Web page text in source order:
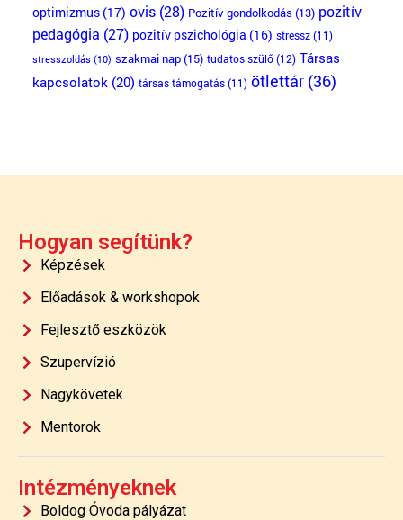
optimizmus(17) ovis(28) Pozitív gondolkodás (13) pozitív
pedagógia (27) pozitív pszichológia (16) stressz(11)
stresszoldás(10) szakmai nap(15) tudatos szülő(12) Társas
kapcsolatok(20) társas támogatás(11) ötlettár(36)
Hogyan segítünk?
Képzések
Előadások & workshopok
Fejlesztő eszközök
Szupervízió
Nagykövetek
Mentorok
Intézményeknek
Boldog Óvoda pályázat